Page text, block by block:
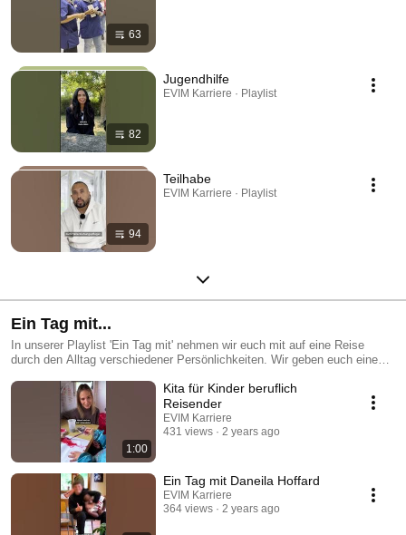
63
82
Jugendhilfe
EVIM Karriere · Playlist
94
Teilhabe
EVIM Karriere · Playlist
Ein Tag mit...
In unserer Playlist 'Ein Tag mit' nehmen wir euch mit auf eine Reise
durch den Alltag verschiedener Persönlichkeiten. Wir geben euch einen
Leidenschaften ausleben. Jede Folge ist eine einzigartige Erfahrung, die
euch inspirieren und motivieren wird. Wir möchten euch dazu ermutigen,
eure eigenen Träume zu verfolgen und das Beste aus eurem Leben
herauszuholen. Abonniert jetzt unseren Kanal und verpasst keine Folge
von 'Ein Tag mit'. Wir sind sicher, dass ihr von den Geschichten und
Erfahrungen unserer Protagonisten genauso begeistert sein werdet wie
wir!
1:00
Kita für Kinder beruflich
Reisender
EVIM Karriere
431 views
2 years ago
Ein Tag mit Daneila Hoffard
EVIM Karriere
364 views
2 years ago